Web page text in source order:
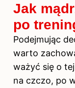
Jak
po
Podejmując
warto
ważyć się o
na czczo, po